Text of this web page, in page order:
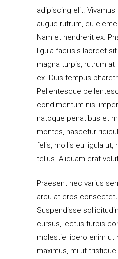
adipiscing elit.
augue rutrum, eu
Nam et hendrerit ex.
ligula facilisis laoreet
magna turpis, rutrum
ex. Duis tempus
Pellentesque
condimentum nisi
natoque penatibus et
montes, nascetur
felis, mollis eu ligula ut,
tellus. Aliquam erat
Praesent nec varius
arcu at eros
Suspendisse
cursus, lectus turpis
molestie libero enim ut
maximus, mi ut